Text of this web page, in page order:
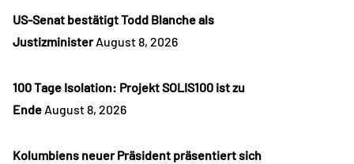
US-Senat bestätigt Todd Blanche als
Justizminister August 8, 2026
100 Tage Isolation: Projekt SOLIS100 ist zu
Ende August 8, 2026
Kolumbiens neuer Präsident präsentiert sich